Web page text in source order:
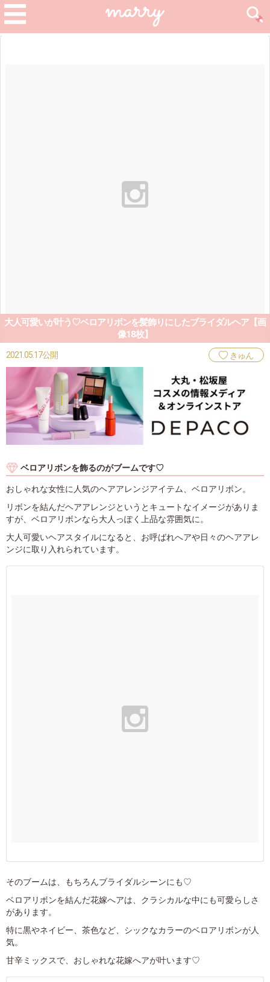
大人可愛いが叶う♡ベロアリボンを髪飾りにしたブライダルヘア【画
像18枚】
2021.05.17公開 きゅん
ベロアリボンを飾るのがブームです♡
おしゃれな女性に人気のヘアアレンジアイテム、ベロアリボン。
リボンを結んだヘアアレンジというとキュートなイメージがありま
すが、ベロアリボンなら大人っぽく上品な雰囲気に。
大人可愛いヘアスタイルになると、お呼ばれへアや日々のヘアアレ
ンジに取り入れられています。
そのブームは、もちろんブライダルシーンにも♡
ベロアリボンを結んだ花嫁へアは、クラシカルな中にも可愛らしさ
があります。
特に黒やネイビー、茶色など、シックなカラーのベロアリボンが人
気。
甘辛ミックスで、おしゃれな花嫁へアが叶います♡